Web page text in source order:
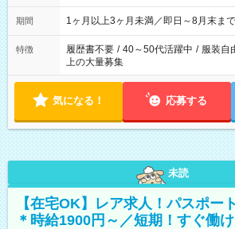
ます
期間 1ヶ月以上3ヶ月未満／即日～8月末ま
特徴 履歴書不要 / 40～50代活躍中 / 服装自
上の大量募集
気になる！ 応募する
未読
【在宅OK】レア求人！パスポー
＊時給1900円～／短期！すぐ働